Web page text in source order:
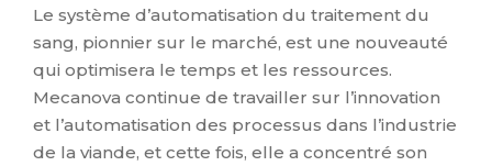
Le système d’automatisation du traitement du
sang, pionnier sur le marché, est une nouveauté
qui optimisera le temps et les ressources.
Mecanova continue de travailler sur l’innovation
et l’automatisation des processus dans l’industrie
de la viande, et cette fois, elle a concentré son